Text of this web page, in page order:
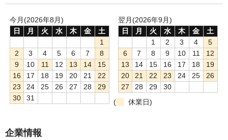
今月(2026年8月)
日
月 火 水 木 金
土
1
2
3 4 5 6 7
8
9
10 11 12 13 14
15
16
17 18 19 20 21
22
23
24 25 26 27 28
29
30
31
翌月(2026年9月)
日
月 火 水 木 金
土
1
2 3 4
5
6
7 8 9 10 11
12
13
14 15 16 17 18
19
20
21 22 23 24 25
26
27
28 29
30
(
休業日)
企業情報